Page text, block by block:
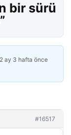
bir sürü
2 ay 3 hafta önce
#16517